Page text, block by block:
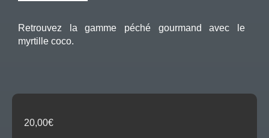
Retrouvez la gamme péché gourmand avec le
myrtille coco.
20,00€